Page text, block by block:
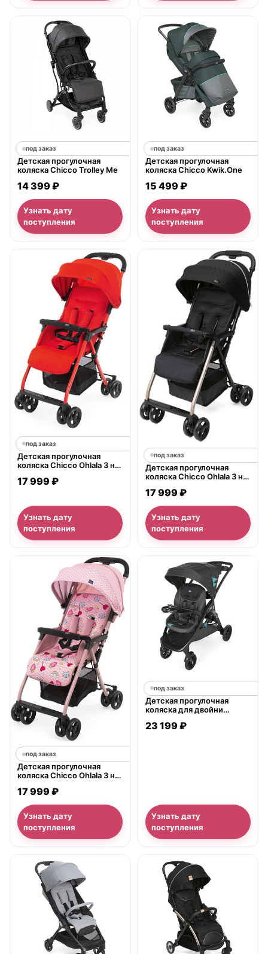
под заказ
Детская прогулочная
коляска Chicco Trolley Me
14 399 ₽
Узнать дату
поступления
под заказ
Детская прогулочная
коляска Chicco Kwik.One
15 499 ₽
Узнать дату
поступления
под заказ
Детская прогулочная
коляска Chicco Ohlala 3 на
17 999 ₽
Узнать дату
поступления
под заказ
Детская прогулочная
коляска Chicco Ohlala 3 на
17 999 ₽
Узнать дату
поступления
под заказ
Детская прогулочная
коляска Chicco Ohlala 3 на
17 999 ₽
Узнать дату
поступления
под заказ
Детская прогулочная
коляска для двойни
23 199 ₽
Узнать дату
поступления